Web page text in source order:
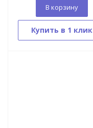
В корзину
Купить в 1 клик